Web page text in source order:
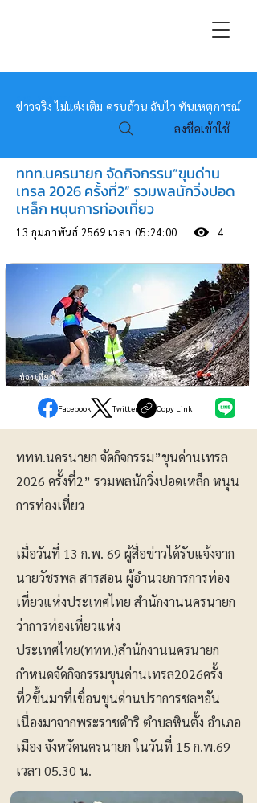
หมอข่าว
ข่าวจริง ไม่แต่งเติม ครบถ้วน ฉับไว ทันเหตุการณ์
ลงชื่อเข้าใช้
ททท.นครนายก จัดกิจกรรม”ขุนด่าน
เทรล 2026 ครั้งที่2” รวมพลนักวิ่งปอด
เหล็ก หนุนการท่องเที่ยว
13 กุมภาพันธ์ 2569 เวลา 05:24:00 4
ท่องเที่ยว
Facebook Twitter Copy Link
ททท.นครนายก จัดกิจกรรม”ขุนด่านเทรล
2026 ครั้งที่2” รวมพลนักวิ่งปอดเหล็ก หนุน
การท่องเที่ยว
เมื่อวันที่ 13 ก.พ. 69 ผู้สื่อข่าวได้รับแจ้งจาก
นายวัชรพล สารสอน ผู้อำนวยการการท่อง
เที่ยวแห่งประเทศไทย สำนักงานนครนายก
ว่าการท่องเที่ยวแห่ง
ประเทศไทย(ททท.)สำนักงานนครนายก
กำหนดจัดกิจกรรมขุนด่านเทรล2026ครั้ง
ที่2ขึ้นมาที่เขื่อนขุนด่านปราการชลฯอัน
เนื่องมาจากพระราชดำริ ตำบลหินตั้ง อำเภอ
เมือง จังหวัดนครนายก ในวันที่ 15 ก.พ.69
เวลา 05.30 น.